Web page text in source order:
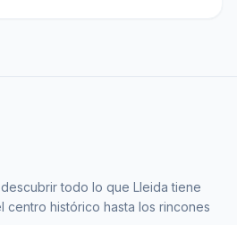
todo lo que Lleida tiene
centro histórico hasta los rincones